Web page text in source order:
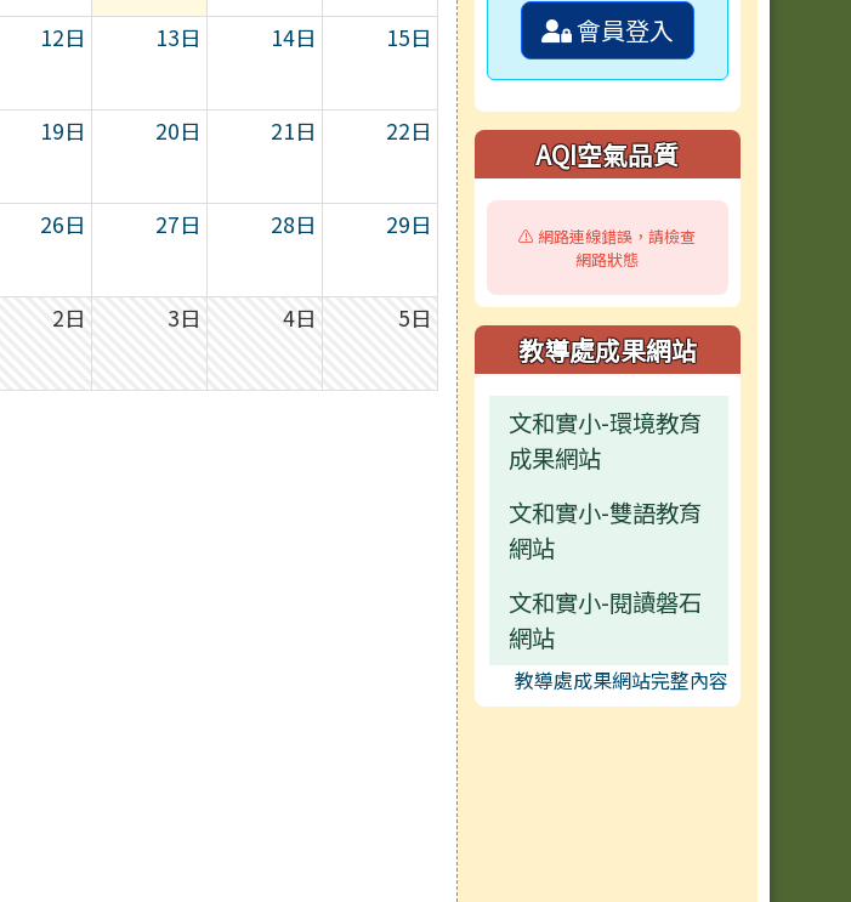
12日 13日 14日 15日
19日 20日 21日 22日
26日 27日 28日 29日
2日 3日 4日 5日
會員登入
AQI空氣品質
⚠️ 網路連線錯誤，請檢查
網路狀態
教導處成果網站
文和實小-環境教育
成果網站
文和實小-雙語教育
網站
文和實小-閱讀磐石
網站
教導處成果網站完整內容